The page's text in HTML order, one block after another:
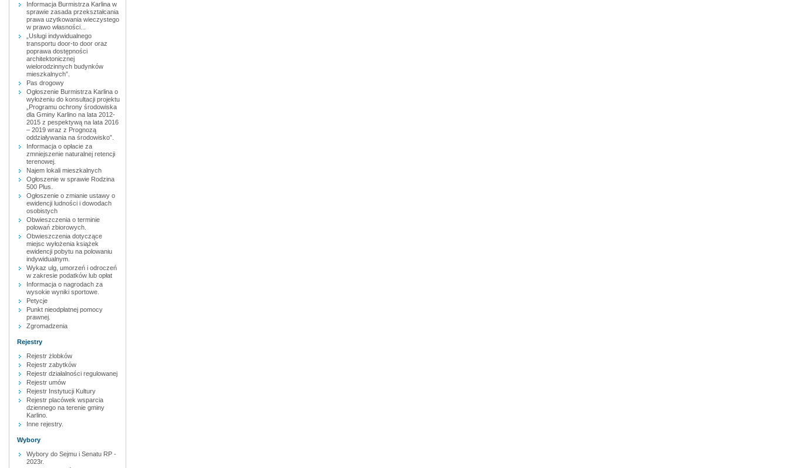
Informacja Burmistrza Karlina w
sprawie zasada przekształcania
prawa uzytkowania wieczystego
w prawo własności...
„Usługi indywidualnego
transportu door-to door oraz
poprawa dostępności
architektonicznej
wielorodzinnych budynków
mieszkalnych”.
Pas drogowy
Ogłoszenie Burmistrza Karlina o
wyłożeniu do konsultacji projektu
„Programu ochrony środowiska
dla Gminy Karlino na lata 2012-
2015 z pespektywą na lata 2016
– 2019 wraz z Prognozą
oddziaływania na środowisko”.
Informacja o opłacie za
zmniejszenie naturalnej retencji
terenowej.
Najem lokali mieszkalnych
Ogłoszenie w sprawie Rodzina
500 Plus.
Ogłoszenie o zmianie ustawy o
ewidencji ludności i dowodach
osobistych
Obwieszczenia o terminie
polowań zbiorowych.
Obwieszczenia dotyczące
miejsc wyłożenia książek
ewidencji pobytu na polowaniu
indywidualnym.
Wykaz ulg, umorzeń i odroczeń
w zakresie podatków lub opłat
Informacja o nagrodach za
wysokie wyniki sportowe.
Petycje
Punkt nieodpłatnej pomocy
prawnej.
Zgromadzenia
Rejestry
Rejestr żlobków
Rejestr zabytków
Rejestr działalności regulowanej
Rejestr umów
Rejestr Instytucji Kultury
Rejestr placówek wsparcia
dziennego na terenie gminy
Karlino.
Inne rejestry.
Wybory
Wybory do Sejmu i Senatu RP -
2023r.